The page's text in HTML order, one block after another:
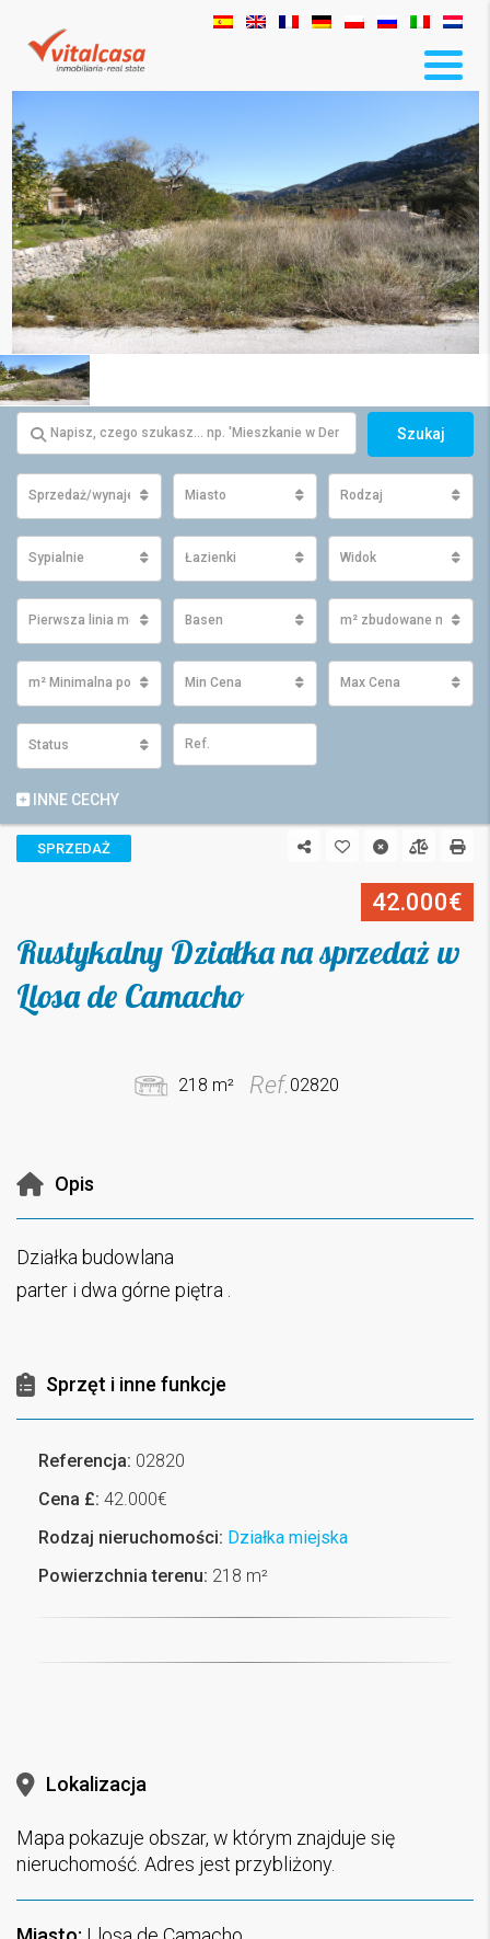
Szukaj
Sprzedaż/wynajem Miasto Rodzaj
Sypialnie Łazienki Widok
Pierwsza linia morza Basen m² zbudowane
m² Minimalna powierzchnia działki
Min Cena Max Cena
Status
INNE CECHY
SPRZEDAŻ
42.000€
Rustykalny Działka na sprzedaż w
Llosa de Camacho
218 m² Ref. 02820
Opis
Działka budowlana
parter i dwa górne piętra .
Sprzęt i inne funkcje
Referencja: 02820
Cena £: 42.000€
Rodzaj nieruchomości: Działka miejska
Powierzchnia terenu: 218 m²
Lokalizacja
Mapa pokazuje obszar, w którym znajduje się
nieruchomość. Adres jest przybliżony.